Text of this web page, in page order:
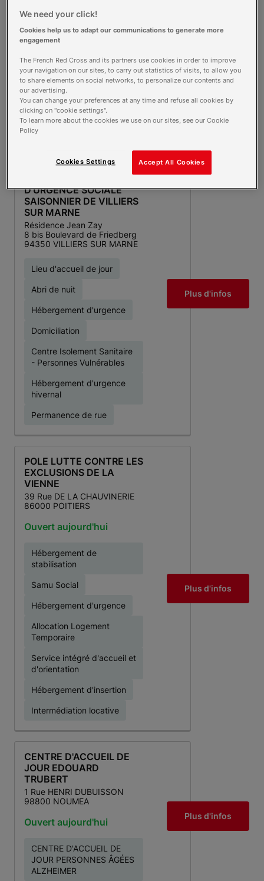
PERPIGNAN 66
43 ter Avenue DR JEAN LOUIS
TORREILLES
66000 PERPIGNAN
Pension de famille
CENTRE
D'URGENCE SOCIALE
SAISONNIER DE VILLIERS
SUR MARNE
Résidence Jean Zay
8 bis Boulevard de Friedberg
94350 VILLIERS SUR MARNE
Lieu d'accueil de jour
Abri de nuit
Hébergement d'urgence
Domiciliation
Centre Isolement Sanitaire
- Personnes Vulnérables
Hébergement d'urgence
hivernal
Permanence de rue
Plus d'infos
POLE LUTTE CONTRE LES
EXCLUSIONS DE LA
VIENNE
39 Rue DE LA CHAUVINERIE
86000 POITIERS
Ouvert aujourd'hui
Hébergement de
stabilisation
Samu Social
Hébergement d'urgence
Allocation Logement
Temporaire
Service intégré d'accueil et
d'orientation
Hébergement d'insertion
Intermédiation locative
Plus d'infos
CENTRE D'ACCUEIL DE
JOUR EDOUARD
TRUBERT
1 Rue HENRI DUBUISSON
98800 NOUMEA
Ouvert aujourd'hui
CENTRE D'ACCUEIL DE
JOUR PERSONNES ÂGÉES
ALZHEIMER
Plus d'infos
We need your click!
Cookies help us to adapt our communications to generate more
engagement
The French Red Cross and its partners use cookies in order to improve
your navigation on our sites, to carry out statistics of visits, to allow you
to share elements on social networks, to personalize our contents and
our advertising.
You can change your preferences at any time and refuse all cookies by
clicking on "cookie settings".
To learn more about the cookies we use on our sites, see our Cookie
Policy
Accept All Cookies
Cookies Settings